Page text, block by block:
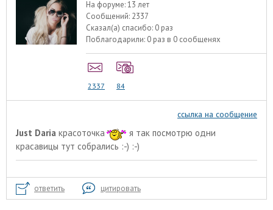
На форуме:13 лет
Сообщений: 2337
Сказал(а) спасибо: 0 раз
Поблагодарили: 0 раз в 0 сообщенях
2337 84
ссылка на сообщение
Just Daria красоточка
я так посмотрю одни
красавицы тут собрались :-) :-)
ответить цитировать